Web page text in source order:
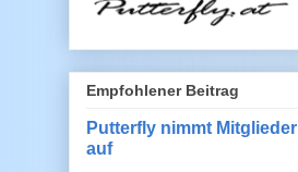
Empfohlener Beitrag
Putterfly nimmt Mitglieder
auf